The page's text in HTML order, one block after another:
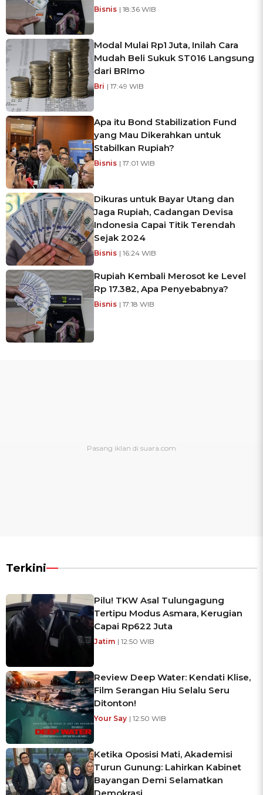
Bisnis | 18:36 WIB
Modal Mulai Rp1 Juta, Inilah Cara
Mudah Beli Sukuk ST016 Langsung
dari BRImo
Bri | 17:49 WIB
Apa itu Bond Stabilization Fund
yang Mau Dikerahkan untuk
Stabilkan Rupiah?
Bisnis | 17:01 WIB
Dikuras untuk Bayar Utang dan
Jaga Rupiah, Cadangan Devisa
Indonesia Capai Titik Terendah
Sejak 2024
Bisnis | 16:24 WIB
Rupiah Kembali Merosot ke Level
Rp 17.382, Apa Penyebabnya?
Bisnis | 17:18 WIB
Terkini
Pilu! TKW Asal Tulungagung
Tertipu Modus Asmara, Kerugian
Capai Rp622 Juta
Jatim | 12:50 WIB
Review Deep Water: Kendati Klise,
Film Serangan Hiu Selalu Seru
Ditonton!
Your Say | 12:50 WIB
Ketika Oposisi Mati, Akademisi
Turun Gunung: Lahirkan Kabinet
Bayangan Demi Selamatkan